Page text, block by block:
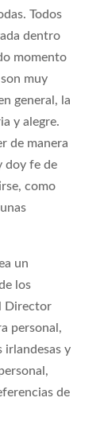
Todos
dentro
momento
muy
general, la
y alegre.
de manera
doy fe de
como
un
los
Director
personal,
irlandesas y
de